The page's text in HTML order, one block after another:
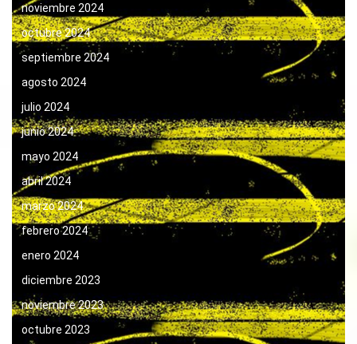
noviembre 2024
octubre 2024
septiembre 2024
agosto 2024
julio 2024
junio 2024
mayo 2024
abril 2024
marzo 2024
febrero 2024
enero 2024
diciembre 2023
noviembre 2023
octubre 2023